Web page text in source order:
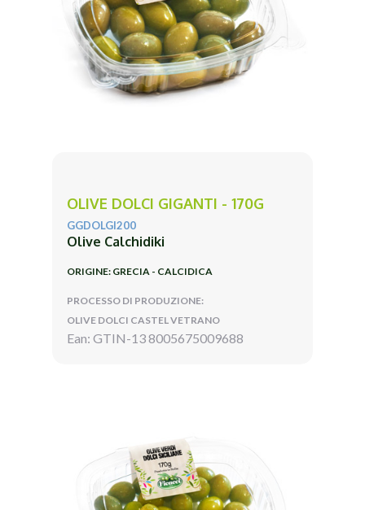
OLIVE DOLCI GIGANTI - 170G
GGDOLGI200
Olive Calchidiki
ORIGINE: GRECIA - CALCIDICA
PROCESSO DI PRODUZIONE:
OLIVE DOLCI CASTEL VETRANO
Ean: GTIN-13 8005675009688